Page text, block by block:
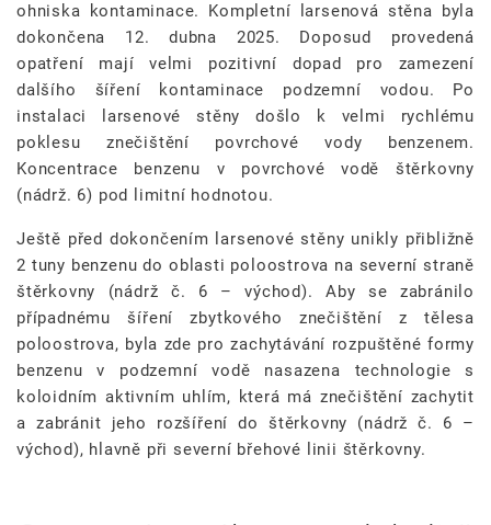
ohniska kontaminace. Kompletní larsenová stěna byla
dokončena 12. dubna 2025. Doposud provedená
opatření mají velmi pozitivní dopad pro zamezení
dalšího šíření kontaminace podzemní vodou. Po
instalaci larsenové stěny došlo k velmi rychlému
poklesu znečištění povrchové vody benzenem.
Koncentrace benzenu v povrchové vodě štěrkovny
(nádrž. 6) pod limitní hodnotou.
Ještě před dokončením larsenové stěny unikly přibližně
2 tuny benzenu do oblasti poloostrova na severní straně
štěrkovny (nádrž č. 6 – východ). Aby se zabránilo
případnému šíření zbytkového znečištění z tělesa
poloostrova, byla zde pro zachytávání rozpuštěné formy
benzenu v podzemní vodě nasazena technologie s
koloidním aktivním uhlím, která má znečištění zachytit
a zabránit jeho rozšíření do štěrkovny (nádrž č. 6 –
východ), hlavně při severní břehové linii štěrkovny.